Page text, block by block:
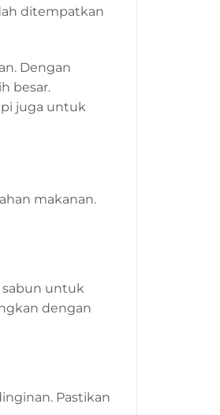
ditempatkan
Dengan
besar.
juga untuk
makanan.
sabun untuk
dengan
Pastikan